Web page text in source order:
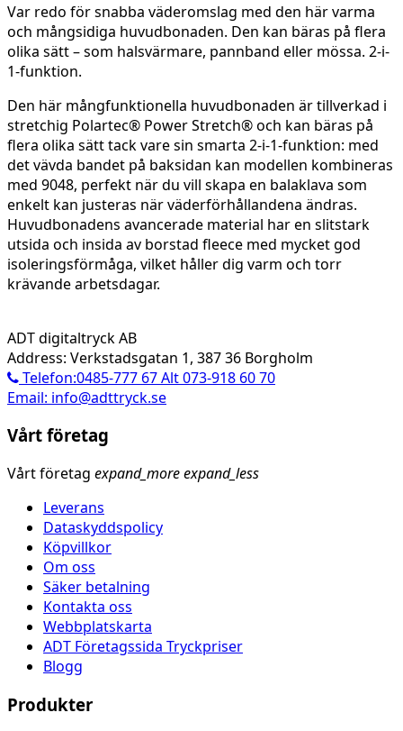
Var redo för snabba väderomslag med den här varma
och mångsidiga huvudbonaden. Den kan bäras på flera
olika sätt – som halsvärmare, pannband eller mössa. 2-i-
1-funktion.
Den här mångfunktionella huvudbonaden är tillverkad i
stretchig Polartec® Power Stretch® och kan bäras på
flera olika sätt tack vare sin smarta 2-i-1-funktion: med
det vävda bandet på baksidan kan modellen kombineras
med 9048, perfekt när du vill skapa en balaklava som
enkelt kan justeras när väderförhållandena ändras.
Huvudbonadens avancerade material har en slitstark
utsida och insida av borstad fleece med mycket god
isoleringsförmåga, vilket håller dig varm och torr
krävande arbetsdagar.
ADT digitaltryck AB
Address: Verkstadsgatan 1, 387 36 Borgholm
Telefon:0485-777 67 Alt 073-918 60 70
Email: info@adttryck.se
Vårt företag
Vårt företag expand_moreexpand_less
Leverans
Dataskyddspolicy
Köpvillkor
Om oss
Säker betalning
Kontakta oss
Webbplatskarta
ADT Företagssida Tryckpriser
Blogg
Produkter